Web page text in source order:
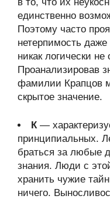
единственно
Поэтому часто
нетерпимость даже
никак логически не
Проанализировав
фамилии Крапцов
скрытое значение.
К—
принципиальных.
браться за любые
знания. Люди с
хранить чужие
ничего.